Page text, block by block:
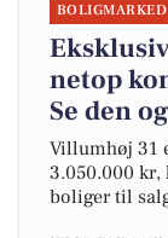
BOLIGMARKED
netop
Se den
Villumhøj 31
3.050.000 kr,
boliger til